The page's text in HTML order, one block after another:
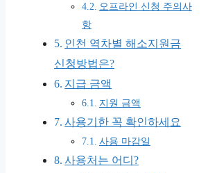
오프라인 신청 주의사
항
인천 역차별 해소지원금
신청방법은?
지급 금액
지원 금액
사용기한 꼭 확인하세요
사용 마감일
사용처는 어디?